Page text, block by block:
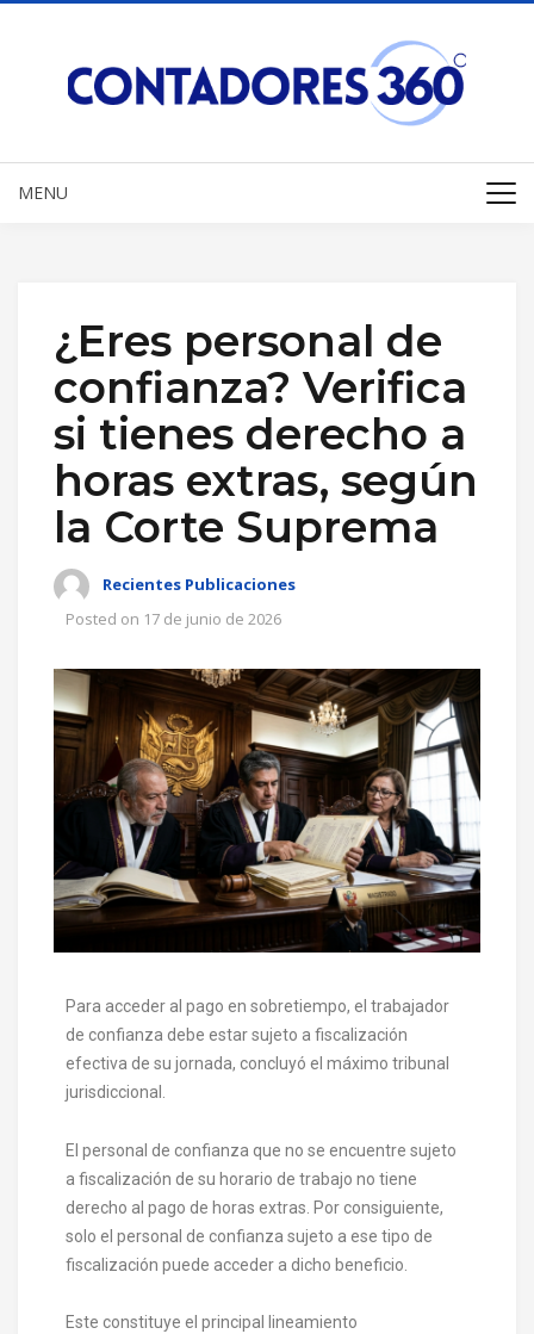
MENU
¿Eres personal de
confianza? Verifica
si tienes derecho a
horas extras, según
la Corte Suprema
Recientes Publicaciones
Posted on 17 de junio de 2026
Para acceder al pago en sobretiempo, el trabajador
de confianza debe estar sujeto a fiscalización
efectiva de su jornada, concluyó el máximo tribunal
jurisdiccional.
El personal de confianza que no se encuentre sujeto
a fiscalización de su horario de trabajo no tiene
derecho al pago de horas extras. Por consiguiente,
solo el personal de confianza sujeto a ese tipo de
fiscalización puede acceder a dicho beneficio.
Este constituye el principal lineamiento